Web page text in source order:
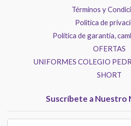
Términos y
Politica de
Política de garantía,
OFERTAS
UNIFORMES COLEGIO
SHORT
Suscríbete a Nuestro